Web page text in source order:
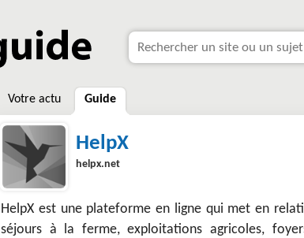
Votre actu Guide
HelpX
helpx.net
HelpX est une plateforme en ligne qui met en
séjours à la ferme, exploitations agricoles,